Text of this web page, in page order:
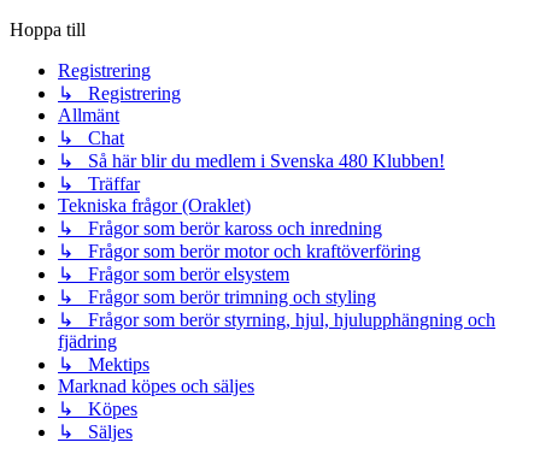
Hoppa till
Registrering
↳ Registrering
Allmänt
↳ Chat
↳ Så här blir du medlem i Svenska 480 Klubben!
↳ Träffar
Tekniska frågor (Oraklet)
↳ Frågor som berör kaross och inredning
↳ Frågor som berör motor och kraftöverföring
↳ Frågor som berör elsystem
↳ Frågor som berör trimning och styling
↳ Frågor som berör styrning, hjul, hjulupphängning och
fjädring
↳ Mektips
Marknad köpes och säljes
↳ Köpes
↳ Säljes